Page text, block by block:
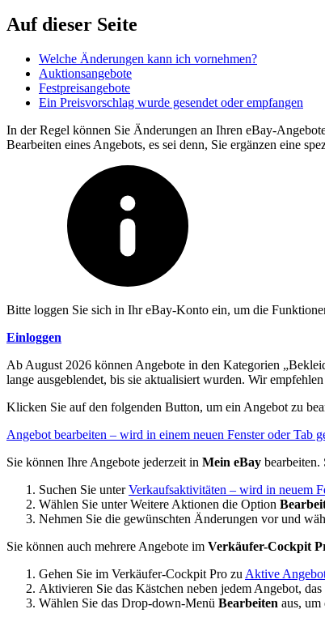
Auf dieser Seite
Welche Änderungen kann ich vornehmen?
Auktionsangebote
Festpreisangebote
Ein Preisvorschlag wurde gesendet oder empfangen
In der Regel können Sie Änderungen an Ihren eBay-
Bearbeiten eines Angebots, es sei denn, Sie ergänzen eine
Bitte loggen Sie sich in Ihr eBay-Konto ein, um die
Einloggen
Ab August 2026 können Angebote in den Kategorien
lange ausgeblendet, bis sie aktualisiert wurden. Wir
Klicken Sie auf den folgenden Button, um ein Angebot zu
Angebot bearbeiten – wird in einem neuen Fenster oder Tab
Sie können Ihre Angebote jederzeit in Mein eBay bearbeiten.
Suchen Sie unterVerkaufsaktivitäten – wird in neuem
Wählen Sie unter Weitere Aktionen die Option
Nehmen Sie die gewünschten Änderungen vor und
Sie können auch mehrere Angebote im Verkäufer-Cockpit
Gehen Sie im Verkäufer-Cockpit Pro zu Aktive
Aktivieren Sie das Kästchen neben jedem Angebot,
Wählen Sie das Drop-down-Menü Bearbeiten aus,